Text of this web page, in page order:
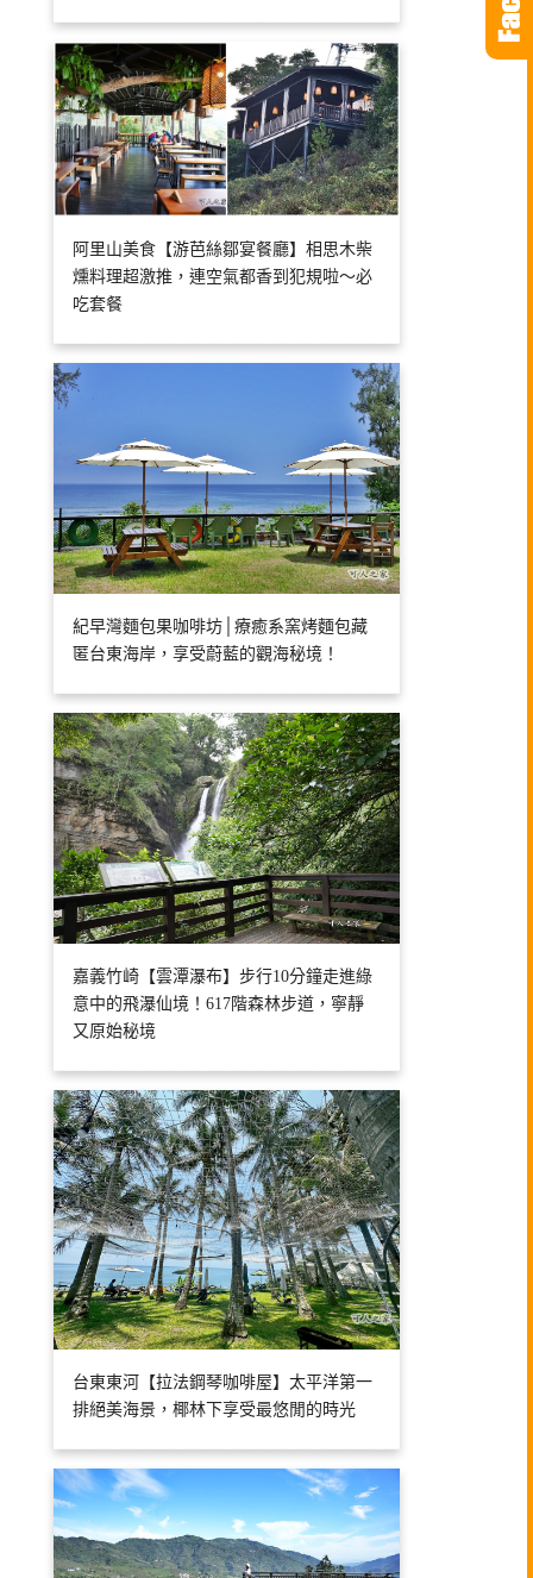
阿里山美食【游芭絲鄒宴餐廳】相思木柴
燻料理超激推，連空氣都香到犯規啦～必
吃套餐
紀早灣麵包果咖啡坊│療癒系窯烤麵包藏
匿台東海岸，享受蔚藍的觀海秘境！
嘉義竹崎【雲潭瀑布】步行10分鐘走進綠
意中的飛瀑仙境！617階森林步道，寧靜
又原始秘境
台東東河【拉法鋼琴咖啡屋】太平洋第一
排絕美海景，椰林下享受最悠閒的時光